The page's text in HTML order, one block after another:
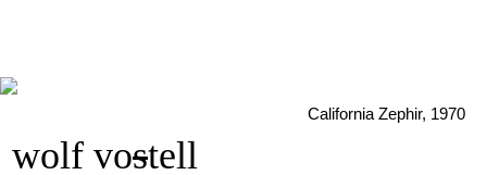
California Zephir, 1970
wolf vostell